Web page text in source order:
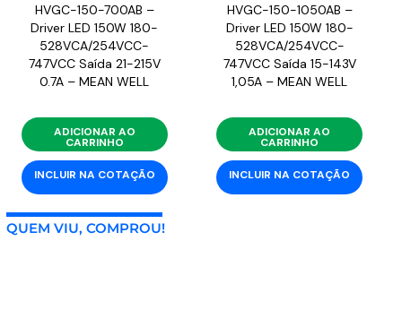
HVGC-150-700AB –
Driver LED 150W 180-
528VCA/254VCC-
747VCC Saída 21-215V
0.7A – MEAN WELL
ADICIONAR AO
CARRINHO
INCLUIR NA COTAÇÃO
HVGC-150-1050AB –
Driver LED 150W 180-
528VCA/254VCC-
747VCC Saída 15-143V
1,05A – MEAN WELL
ADICIONAR AO
CARRINHO
INCLUIR NA COTAÇÃO
QUEM VIU, COMPROU!